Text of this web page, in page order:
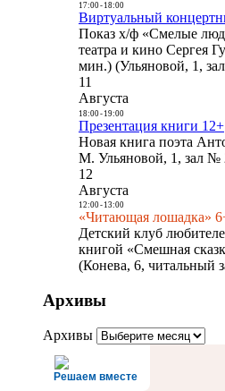
17:00- 18:00
Виртуальный
Показ х/ф «Смелые
театра и кино Сергея
мин.) (Ульяновой, 1,
11
Августа
18:00- 19:00
Презентация книги 12+
Новая книга поэта
М. Ульяновой, 1, зал №
12
Августа
12:00- 13:00
«Читающая лошадка»
Детский клуб
книгой «Смешная
(Конева, 6, читальный
Архивы
Архивы
Решаем вместе